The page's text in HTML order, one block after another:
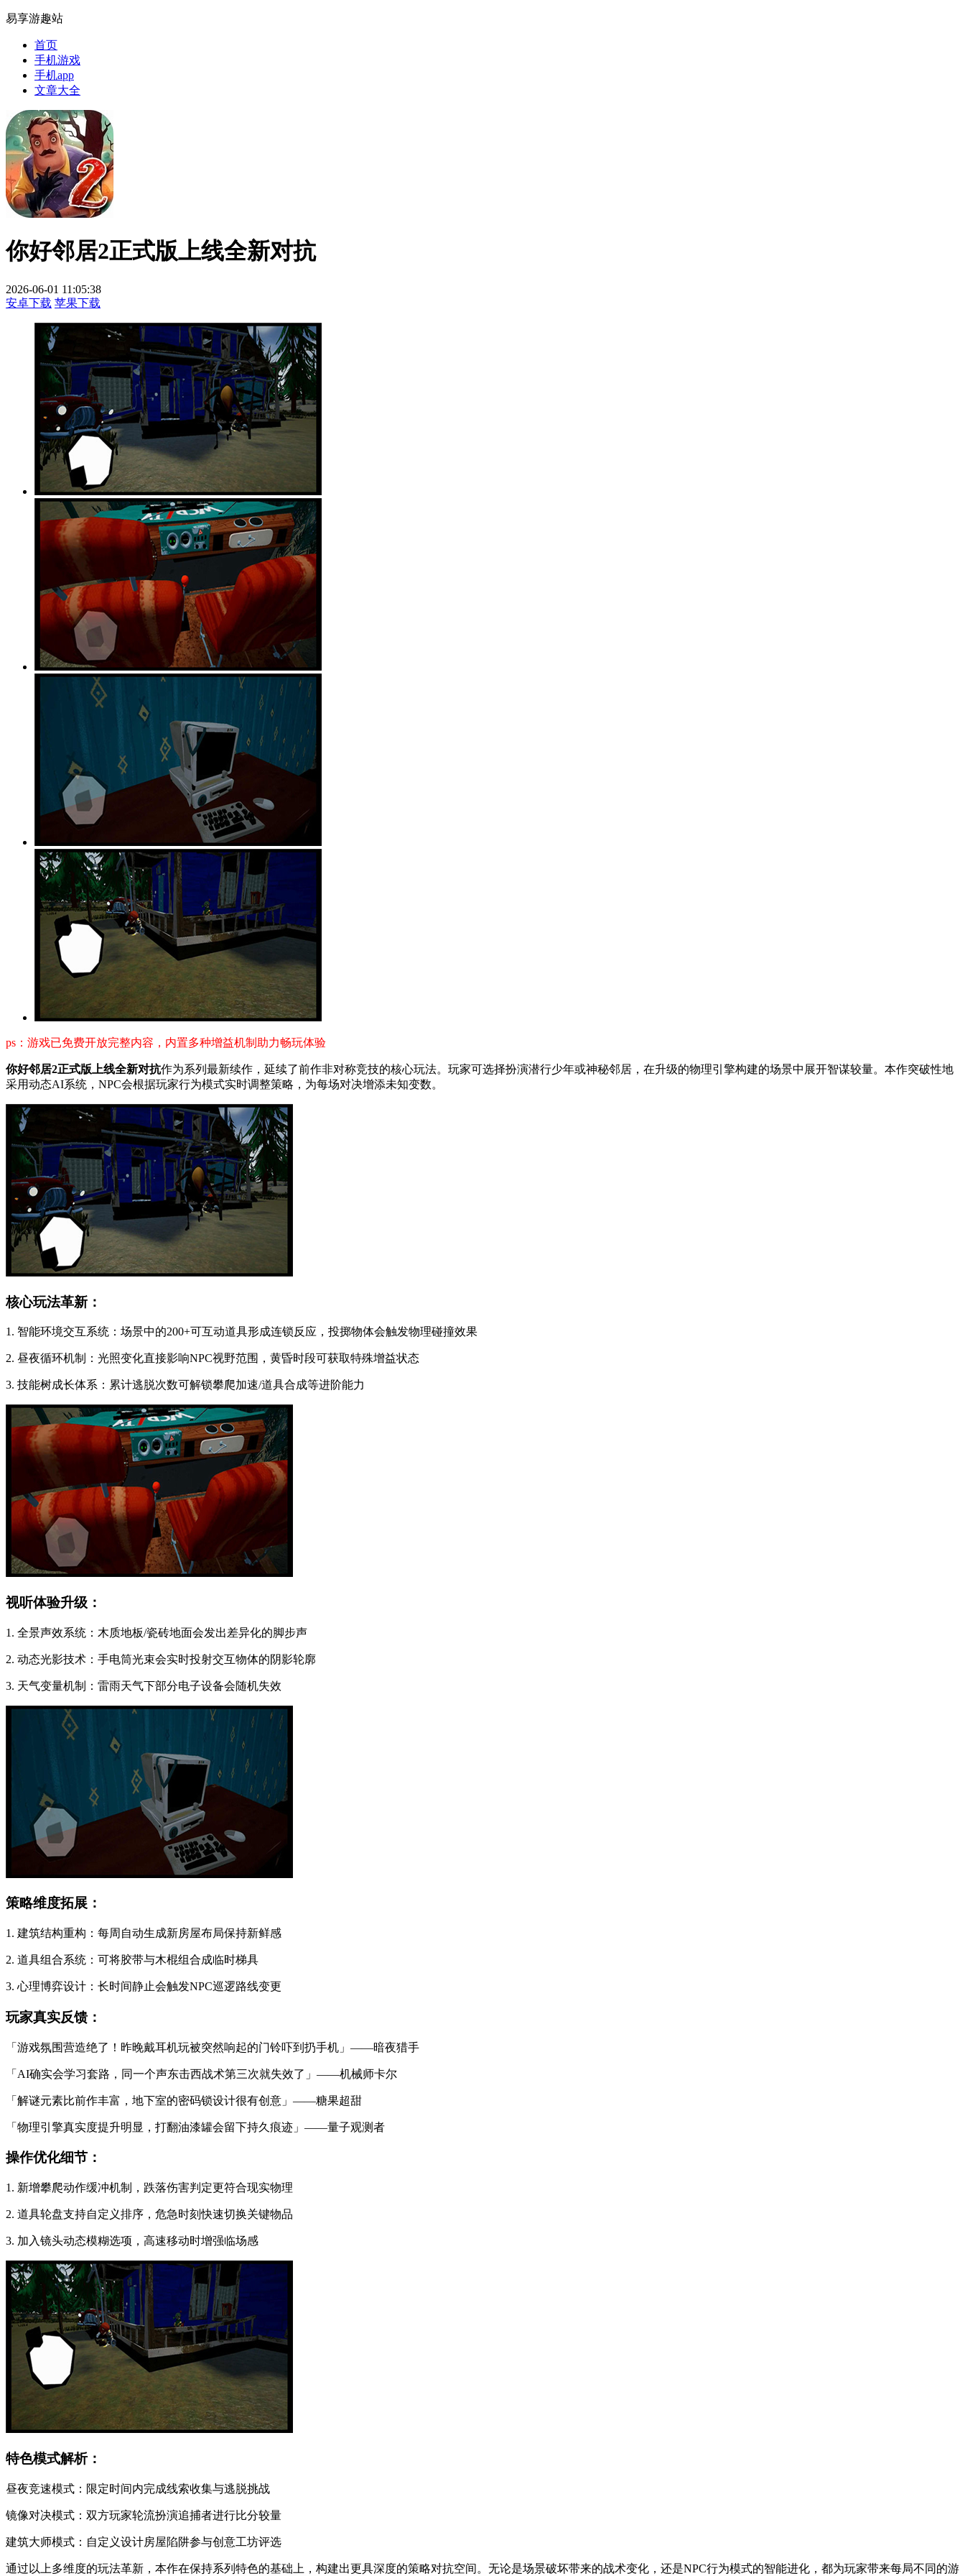
易享游趣站
首页
手机游戏
手机app
文章大全
你好邻居2正式版上线全新对抗
2026-06-01 11:05:38
安卓下载 苹果下载
ps：游戏已免费开放完整内容，内置多种增益机制助力畅玩体验
你好邻居2正式版上线全新对抗作为系列最新续作，延续了前作非对称竞技的核心玩法。玩家可选择扮演潜行少年或神秘邻居，在升级的物理引擎构建的场景中展开智谋较量。本作突破性地
采用动态AI系统，NPC会根据玩家行为模式实时调整策略，为每场对决增添未知变数。
核心玩法革新：
1. 智能环境交互系统：场景中的200+可互动道具形成连锁反应，投掷物体会触发物理碰撞效果
2. 昼夜循环机制：光照变化直接影响NPC视野范围，黄昏时段可获取特殊增益状态
3. 技能树成长体系：累计逃脱次数可解锁攀爬加速/道具合成等进阶能力
视听体验升级：
1. 全景声效系统：木质地板/瓷砖地面会发出差异化的脚步声
2. 动态光影技术：手电筒光束会实时投射交互物体的阴影轮廓
3. 天气变量机制：雷雨天气下部分电子设备会随机失效
策略维度拓展：
1. 建筑结构重构：每周自动生成新房屋布局保持新鲜感
2. 道具组合系统：可将胶带与木棍组合成临时梯具
3. 心理博弈设计：长时间静止会触发NPC巡逻路线变更
玩家真实反馈：
「游戏氛围营造绝了！昨晚戴耳机玩被突然响起的门铃吓到扔手机」——暗夜猎手
「AI确实会学习套路，同一个声东击西战术第三次就失效了」——机械师卡尔
「解谜元素比前作丰富，地下室的密码锁设计很有创意」——糖果超甜
「物理引擎真实度提升明显，打翻油漆罐会留下持久痕迹」——量子观测者
操作优化细节：
1. 新增攀爬动作缓冲机制，跌落伤害判定更符合现实物理
2. 道具轮盘支持自定义排序，危急时刻快速切换关键物品
3. 加入镜头动态模糊选项，高速移动时增强临场感
特色模式解析：
昼夜竞速模式：限定时间内完成线索收集与逃脱挑战
镜像对决模式：双方玩家轮流扮演追捕者进行比分较量
建筑大师模式：自定义设计房屋陷阱参与创意工坊评选
通过以上多维度的玩法革新，本作在保持系列特色的基础上，构建出更具深度的策略对抗空间。无论是场景破坏带来的战术变化，还是NPC行为模式的智能进化，都为玩家带来每局不同的游